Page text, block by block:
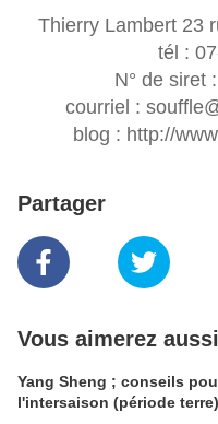
Thierry Lambert 23
tél :
N° de siret
courriel :
blog : http://
Partager
Vous aimerez aussi
Yang Sheng ; conseils
l'intersaison (période terre)